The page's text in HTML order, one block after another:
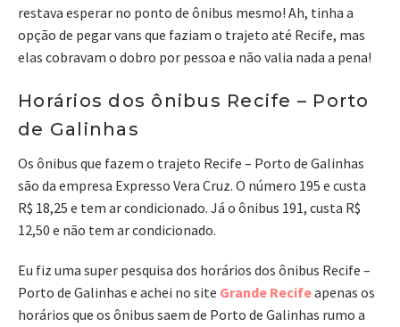
restava esperar no ponto de ônibus mesmo! Ah, tinha a
opção de pegar vans que faziam o trajeto até Recife, mas
elas cobravam o dobro por pessoa e não valia nada a pena!
Horários dos ônibus Recife – Porto
de Galinhas
Os ônibus que fazem o trajeto Recife – Porto de Galinhas
são da empresa Expresso Vera Cruz. O número 195 e custa
R$ 18,25 e tem ar condicionado. Já o ônibus 191, custa R$
12,50 e não tem ar condicionado.
Eu fiz uma super pesquisa dos horários dos ônibus Recife –
Porto de Galinhas e achei no site Grande Recifeapenas os
horários que os ônibus saem de Porto de Galinhas rumo a